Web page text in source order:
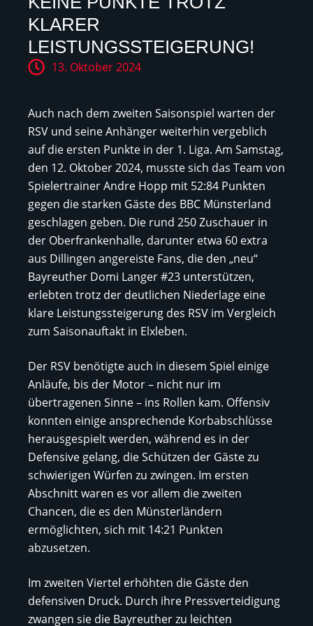
KLARER
LEISTUNGSSTEIGERUNG!
13. Oktober 2024
Auch nach dem zweiten Saisonspiel warten der
RSV und seine Anhänger weiterhin vergeblich
auf die ersten Punkte in der 1. Liga. Am Samstag,
den 12. Oktober 2024, musste sich das Team von
Spielertrainer Andre Hopp mit 52:84 Punkten
gegen die starken Gäste des BBC Münsterland
geschlagen geben. Die rund 250 Zuschauer in
der Oberfrankenhalle, darunter etwa 60 extra
aus Dillingen angereiste Fans, die den „neu“
Bayreuther Domi Langer #23 unterstützen,
erlebten trotz der deutlichen Niederlage eine
klare Leistungssteigerung des RSV im Vergleich
zum Saisonauftakt in Elxleben.
Der RSV benötigte auch in diesem Spiel einige
Anläufe, bis der Motor – nicht nur im
übertragenen Sinne – ins Rollen kam. Offensiv
konnten einige ansprechende Korbabschlüsse
herausgespielt werden, während es in der
Defensive gelang, die Schützen der Gäste zu
schwierigen Würfen zu zwingen. Im ersten
Abschnitt waren es vor allem die zweiten
Chancen, die es den Münsterländern
ermöglichten, sich mit 14:21 Punkten
abzusetzen.
Im zweiten Viertel erhöhten die Gäste den
defensiven Druck. Durch ihre Pressverteidigung
zwangen sie die Bayreuther zu leichten